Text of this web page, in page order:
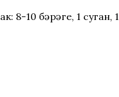
8-10 бәрәңге, 1